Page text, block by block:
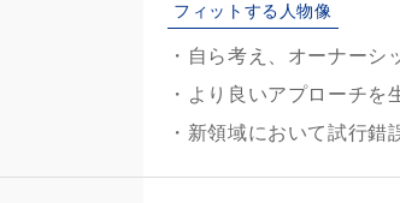
フィットする人物像
・自ら考え、オーナー
・より良いアプローチ
・新領域において試行